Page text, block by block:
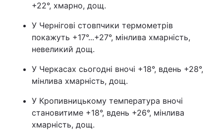
+22°, хмарно, дощ.
У Чернігові стовпчики термометрів
покажуть +17°...+27°, мінлива хмарність,
невеликий дощ.
У Черкасах сьогодні вночі +18°, вдень +28°,
мінлива хмарність, дощ.
У Кропивницькому температура вночі
становитиме +18°, вдень +26°, мінлива
хмарність, дощ.